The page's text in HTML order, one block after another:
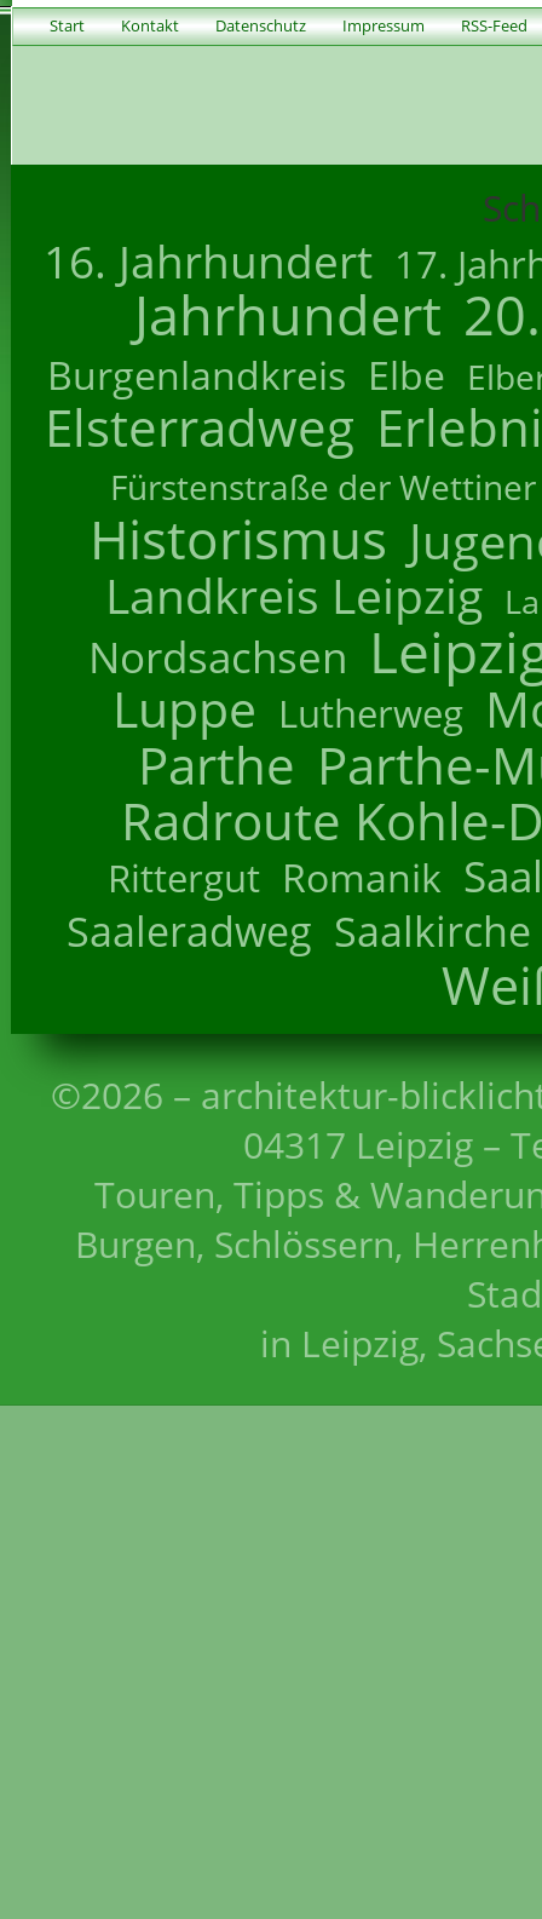
Start Kontakt Datenschutz Impressum RSS-Feed
16. Jahrhundert 17.
Jahrhundert
Burgenlandkreis Elbe
Elsterradweg
Fürstenstraße der Wettiner
Historismus
Landkreis Leipzig
Nordsachsen
Luppe Lutherweg
Parthe Parthe-
Radroute Kohle-
Rittergut Romanik
Saaleradweg Saalkirche
©2026 – architektur-
04317 Leipzig –
Touren, Tipps &
Burgen, Schlössern,
in Leipzig,